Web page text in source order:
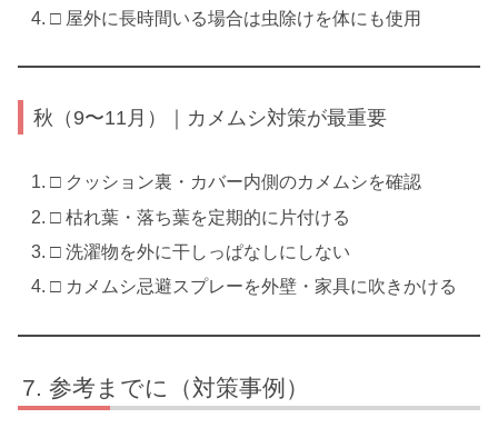
□ 屋外に長時間いる場合は虫除けを体にも使用
秋（9〜11月）｜カメムシ対策が最重要
□ クッション裏・カバー内側のカメムシを確認
□ 枯れ葉・落ち葉を定期的に片付ける
□ 洗濯物を外に干しっぱなしにしない
□ カメムシ忌避スプレーを外壁・家具に吹きかける
参考までに（対策事例）